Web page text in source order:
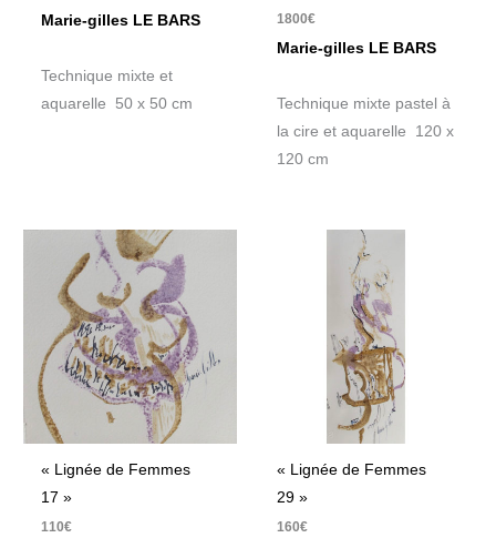
Marie-gilles LE BARS
Technique mixte et
aquarelle 50 x 50 cm
1800€
Marie-gilles LE BARS
Technique mixte pastel à
la cire et aquarelle 120 x
120 cm
« Lignée de Femmes
17 »
110€
« Lignée de Femmes
29 »
160€